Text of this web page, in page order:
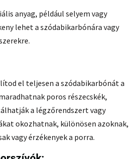
anyag, például selyem vagy
lehet a szódabikarbónára vagy
el teljesen a szódabikarbónát a
poros részecskék,
a légzőrendszert vagy
okozhatnak, különösen azoknak,
vagy érzékenyek a porra.